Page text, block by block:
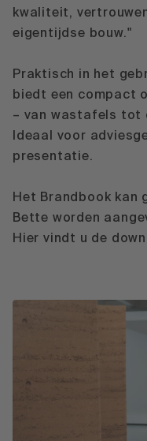
kwaliteit,
eigentijdse bouw."
Praktisch in het
biedt een compact
– van wastafels tot
Ideaal voor
presentatie.
Het Brandbook kan
Bette worden
Hier vindt u de